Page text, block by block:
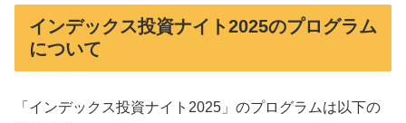
インデックス投資ナイト2025のプログラム
について
「インデックス投資ナイト2025」のプログラムは以下の